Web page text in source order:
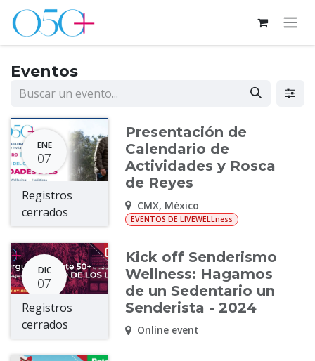
Ir al contenido
Eventos
ENE
07
Registros
cerrados
Presentación de
Calendario de
Actividades y Rosca
de Reyes
CMX, México
EVENTOS DE LIVEWELLness
DIC
07
Registros
cerrados
Kick off Senderismo
Wellness: Hagamos
de un Sedentario un
Senderista - 2024
Online event